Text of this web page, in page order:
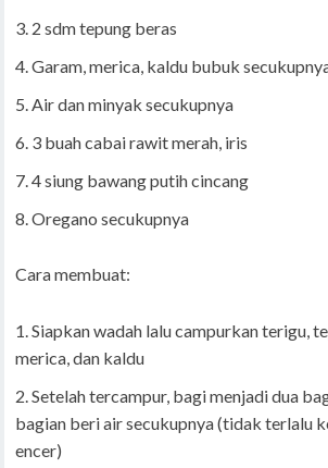
2 sdm tepung beras
Garam, merica, kaldu bubuk
Air dan minyak secukupnya
3 buah cabai rawit merah, iris
4 siung bawang putih cincang
Oregano secukupnya
Cara membuat:
Siapkan wadah lalu campurkan terigu,
merica, dan kaldu
Setelah tercampur, bagi menjadi dua
bagian beri air secukupnya (tidak terlalu
encer)